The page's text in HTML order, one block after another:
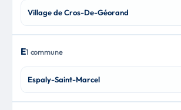
Village de Cros-De-Géorand
E1 commune
Espaly-Saint-Marcel